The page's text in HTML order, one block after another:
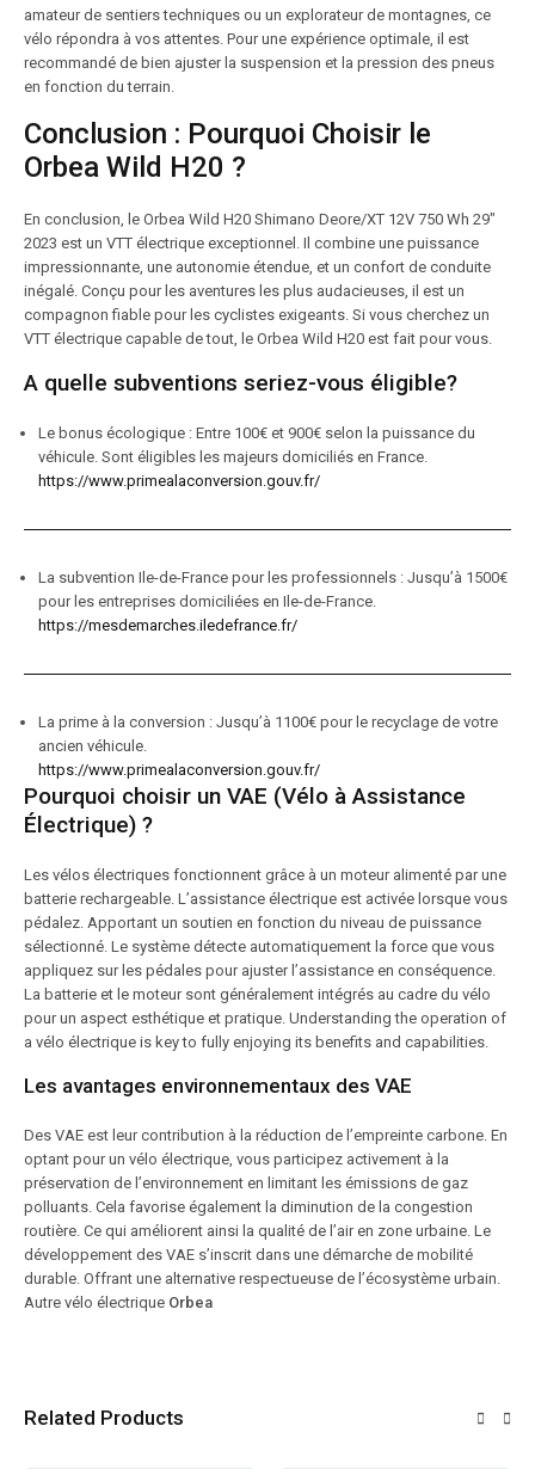
amateur de sentiers techniques ou un explorateur de montagnes, ce
vélo répondra à vos attentes. Pour une expérience optimale, il est
recommandé de bien ajuster la suspension et la pression des pneus
en fonction du terrain.
Conclusion : Pourquoi Choisir le
Orbea Wild H20 ?
En conclusion, le Orbea Wild H20 Shimano Deore/XT 12V 750 Wh 29″
2023 est un VTT électrique exceptionnel. Il combine une puissance
impressionnante, une autonomie étendue, et un confort de conduite
inégalé. Conçu pour les aventures les plus audacieuses, il est un
compagnon fiable pour les cyclistes exigeants. Si vous cherchez un
VTT électrique capable de tout, le Orbea Wild H20 est fait pour vous.
A quelle subventions seriez-vous éligible?
Le bonus écologique : Entre 100€ et 900€ selon la puissance du
véhicule. Sont éligibles les majeurs domiciliés en France.
https://www.primealaconversion.gouv.fr/
La subvention Ile-de-France pour les professionnels : Jusqu’à 1500€
pour les entreprises domiciliées en Ile-de-France.
https://mesdemarches.iledefrance.fr/
La prime à la conversion : Jusqu’à 1100€ pour le recyclage de votre
ancien véhicule.
https://www.primealaconversion.gouv.fr/
Pourquoi choisir un VAE (Vélo à Assistance
Électrique) ?
Les vélos électriques fonctionnent grâce à un moteur alimenté par une
batterie rechargeable. L’assistance électrique est activée lorsque vous
pédalez. Apportant un soutien en fonction du niveau de puissance
sélectionné. Le système détecte automatiquement la force que vous
appliquez sur les pédales pour ajuster l’assistance en conséquence.
La batterie et le moteur sont généralement intégrés au cadre du vélo
pour un aspect esthétique et pratique. Understanding the operation of
a vélo électrique is key to fully enjoying its benefits and capabilities.
Les avantages environnementaux des VAE
Des VAE est leur contribution à la réduction de l’empreinte carbone. En
optant pour un vélo électrique, vous participez activement à la
préservation de l’environnement en limitant les émissions de gaz
polluants. Cela favorise également la diminution de la congestion
routière. Ce qui améliorent ainsi la qualité de l’air en zone urbaine. Le
développement des VAE s’inscrit dans une démarche de mobilité
durable. Offrant une alternative respectueuse de l’écosystème urbain.
Autre vélo électrique Orbea
Related Products